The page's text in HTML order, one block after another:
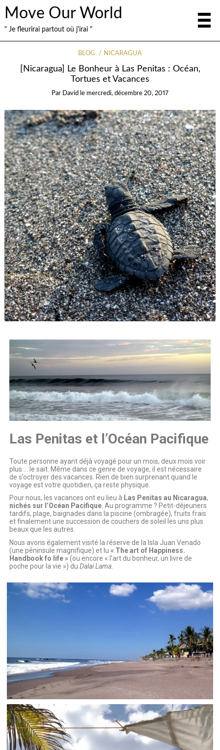
Move Our World
" Je fleurirai partout où j'irai "
BLOG NICARAGUA
[Nicaragua] Le Bonheur à Las Penitas : Océan,
Tortues et Vacances
Par David le mercredi, décembre 20, 2017
Las Penitas et l’Océan Pacifique
Toute personne ayant déjà voyagé pour un mois, deux mois voir
plus … le sait. Même dans ce genre de voyage, il est nécessaire
de s’octroyer des vacances. Rien de bien surprenant quand le
voyage est votre quotidien, ça reste physique.
Pour nous, les vacances ont eu lieu à Las Penitas au Nicaragua,
nichés sur l’Océan Pacifique. Au programme ? Petit-déjeuners
tardifs, plage, baignades dans la piscine (ombragée), fruits frais
et finalement une succession de couchers de soleil les uns plus
beaux que les autres.
Nous avons également visité la réserve de la Isla Juan Venado
(une péninsule magnifique) et lu « The art of Happiness.
Handbook fo life »(ou encore « l’art du bonheur, un livre de
poche pour la vie ») du Dalai Lama.